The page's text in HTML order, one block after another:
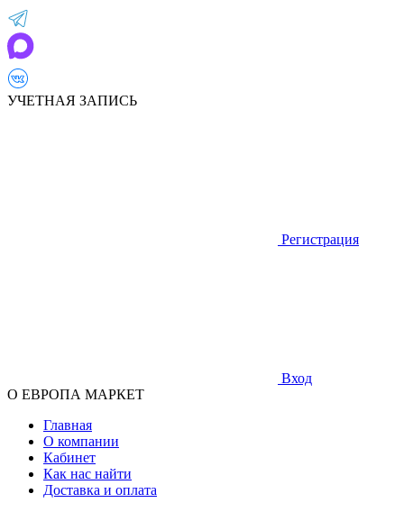
УЧЕТНАЯ ЗАПИСЬ
Регистрация
Вход
О ЕВРОПА МАРКЕТ
Главная
О компании
Кабинет
Как нас найти
Доставка и оплата